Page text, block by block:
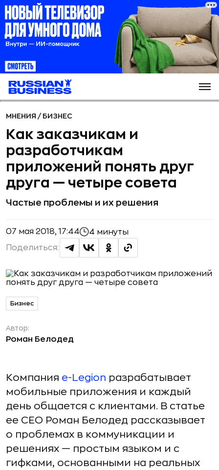
МНЕНИЯ / БИЗНЕС
Как заказчикам и
разработчикам
приложений понять друг
друга — четыре совета
Частые проблемы и их решения
07 мая 2018, 17:44 4 минуты
Поделиться:
Бизнес
Автор:
Роман Белодед
Компания e-Legion разрабатывает
мобильные приложения и каждый
день общается с клиентами. В статье
ее CEO Роман Белодед рассказывает
о проблемах в коммуникации и
решениях — простым языком и с
гифками, основанными на реальных